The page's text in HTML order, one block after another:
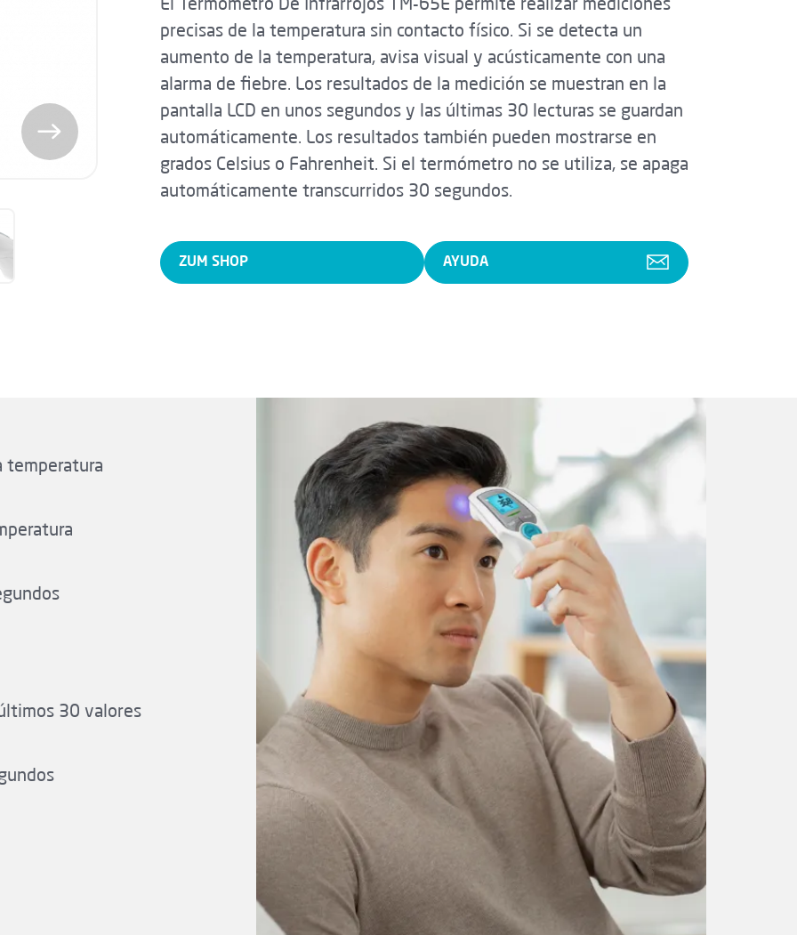
El Termómetro De Infrarrojos TM-65E permite realizar mediciones
precisas de la temperatura sin contacto físico. Si se detecta un
aumento de la temperatura, avisa visual y acústicamente con una
alarma de fiebre. Los resultados de la medición se muestran en la
pantalla LCD en unos segundos y las últimas 30 lecturas se guardan
automáticamente. Los resultados también pueden mostrarse en
grados Celsius o Fahrenheit. Si el termómetro no se utiliza, se apaga
automáticamente transcurridos 30 segundos.
ZUM SHOP AYUDA
temperatura
30 valores